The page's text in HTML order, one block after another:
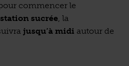
commencer le
sucrée, la
jusqu’à midi autour de